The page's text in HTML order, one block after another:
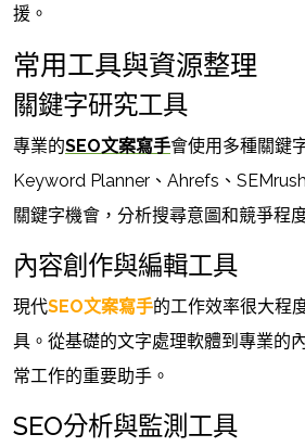
援。
常用工具與資源整理
關鍵字研究工具
專業的SEO文案寫手會使用多種關鍵
Keyword Planner、Ahrefs、
關鍵字機會，分析搜尋意圖和競爭程
內容創作與編輯工具
現代SEO文案寫手的工作效率很大程
具。從基礎的文字處理軟體到專業的
常工作的重要助手。
SEO分析與監測工具